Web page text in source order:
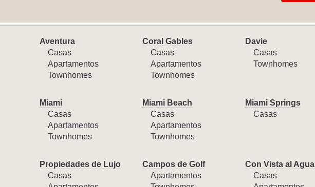
Aventura
Casas
Apartamentos
Townhomes
Coral Gables
Casas
Apartamentos
Townhomes
Davie
Casas
Townhomes
Miami
Casas
Apartamentos
Townhomes
Miami Beach
Casas
Apartamentos
Townhomes
Miami Springs
Casas
Propiedades de Lujo
Casas
Campos de Golf
Apartamentos
Con Vista al Agua
Casas